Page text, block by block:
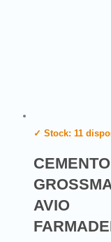
✓ Stock: 11
AVIO